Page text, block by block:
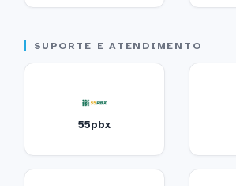
SUPORTE E ATENDIMENTO
55pbx